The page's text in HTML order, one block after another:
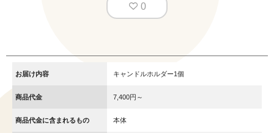
0
お届け内容 キャンドルホルダー1個
商品代金 7,400円～
商品代金に含まれるもの 本体